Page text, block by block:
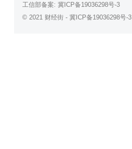
工信部备案: 冀ICP备19036298号-3
© 2021 财经街 - 冀ICP备19036298号-3